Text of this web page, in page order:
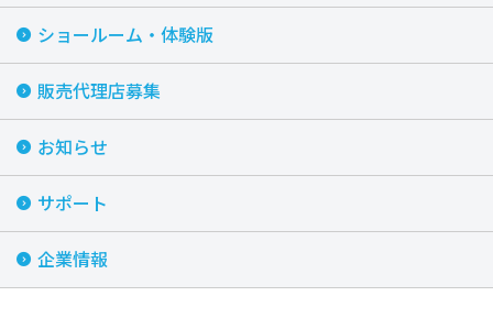
ショールーム・体験版
販売代理店募集
お知らせ
サポート
企業情報